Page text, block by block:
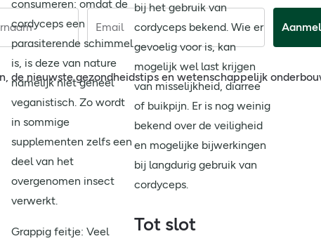
consumeren: omdat de
cordyceps een
parasiterende schimmel
is, is deze van nature
namelijk niet geheel
veganistisch. Zo wordt
in sommige
supplementen zelfs een
deel van het
overgenomen insect
verwerkt.
Grappig feitje: Veel
bij het gebruik van
cordyceps bekend. Wie er
gevoelig voor is, kan
mogelijk wel last krijgen
van misselijkheid, diarree
of buikpijn. Er is nog weinig
bekend over de veiligheid
en mogelijke bijwerkingen
bij langdurig gebruik van
cordyceps.
Tot slot
Email
de nieuwste gezondheidstips en wetenschappelijk